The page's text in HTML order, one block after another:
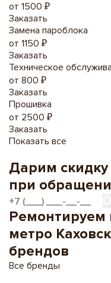
от 1500 ₽
Заказать
Замена пароблока
от 1150 ₽
Заказать
Техническое
от 800 ₽
Заказать
Прошивка
от 2500 ₽
Заказать
Показать все
Дарим
при
метро
брендов
Все бренды